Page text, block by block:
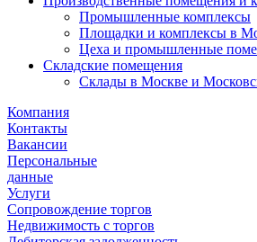
Промышленные комплексы
Площадки и комплексы в
Цеха и промышленные
Складские помещения
Склады в Москве и
Компания
Контакты
Вакансии
Персональные
данные
Услуги
Сопровождение торгов
Недвижимость с торгов